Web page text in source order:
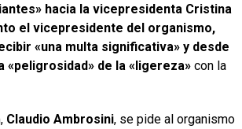
hacia la vicepresidenta Cristina
el vicepresidente del organismo,
«una multa significativa» y desde
de la «ligereza» con la
Claudio Ambrosini, se pide al organismo